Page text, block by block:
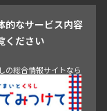
・中目黒
的なサービス内容
ください
の総合情報サイトなら